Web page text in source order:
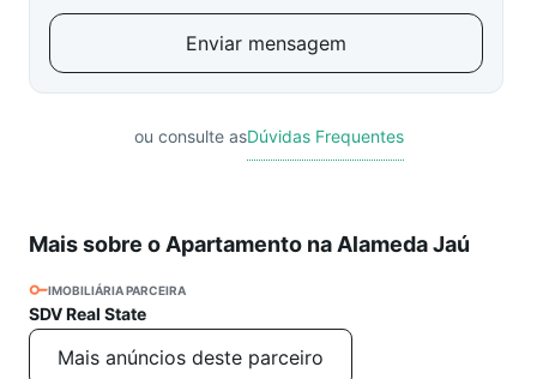
Enviar mensagem
ou consulte asDúvidas Frequentes
Mais sobre o Apartamento na Alameda Jaú
IMOBILIÁRIA PARCEIRA
SDV Real State
Mais anúncios deste parceiro